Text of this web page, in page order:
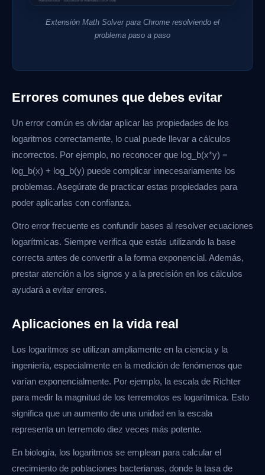
Extensión Math Solver para Chrome resolviendo el
problema paso a paso
Errores comunes que debes evitar
Un error común es olvidar aplicar las propiedades de los
logaritmos correctamente, lo cual puede llevar a cálculos
incorrectos. Por ejemplo, no reconocer que log_b(x*y) =
log_b(x) + log_b(y) puede complicar innecesariamente los
problemas. Asegúrate de practicar estas propiedades para
poder aplicarlas con confianza.
Otro error frecuente es confundir bases al resolver ecuaciones
logarítmicas. Siempre verifica que estás utilizando la base
correcta antes de convertir a la forma exponencial. Además,
prestar atención a los signos y a la precisión en los cálculos
ayudará a evitar errores.
Aplicaciones en la vida real
Los logaritmos se utilizan ampliamente en la ciencia y la
ingeniería, especialmente en la medición de fenómenos que
varían exponencialmente. Por ejemplo, la escala de Richter
para medir la magnitud de los terremotos es logarítmica. Esto
significa que un aumento de una unidad en la escala
representa un terremoto diez veces más potente.
En biología, los logaritmos se emplean para calcular el
crecimiento de poblaciones bacterianas, donde la tasa de